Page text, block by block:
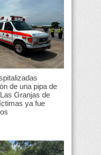
de una pipa de
Granjas de
ya fue